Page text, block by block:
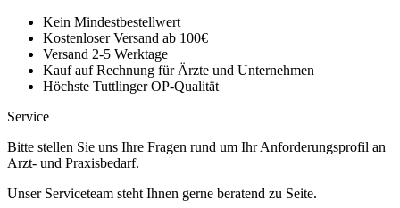
Kein Mindestbestellwert
Kostenloser Versand ab 100€
Versand 2-5 Werktage
Kauf auf Rechnung für Ärzte und Unternehmen
Höchste Tuttlinger OP-Qualität
Service
Bitte stellen Sie uns Ihre Fragen rund um Ihr Anforderungsprofil an
Arzt- und Praxisbedarf.
Unser Serviceteam steht Ihnen gerne beratend zu Seite.